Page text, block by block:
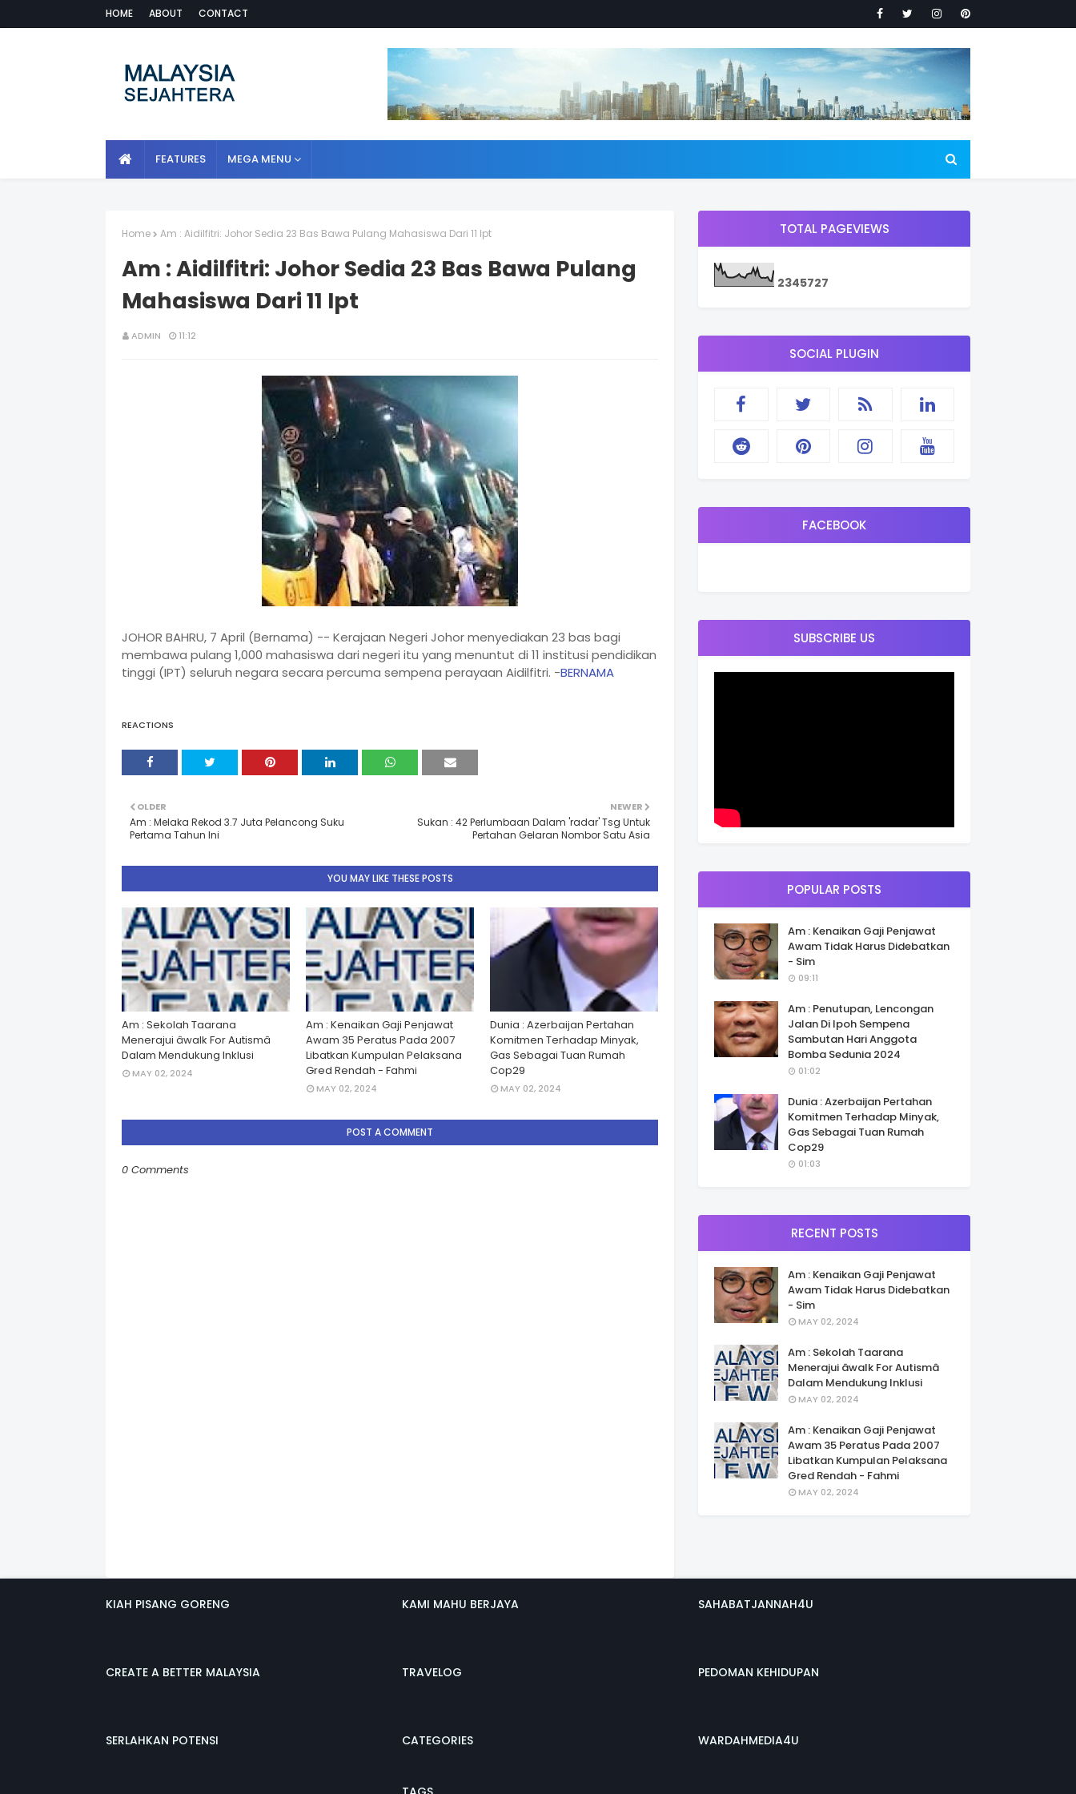
HOME ABOUT CONTACT
FEATURES MEGA MENU
Home Am : Aidilfitri: Johor Sedia 23 Bas Bawa Pulang Mahasiswa Dari 11 Ipt
Am : Aidilfitri: Johor Sedia 23 Bas Bawa Pulang
Mahasiswa Dari 11 Ipt
ADMIN 11:12
JOHOR BAHRU, 7 April (Bernama) -- Kerajaan Negeri Johor menyediakan 23 bas bagi
membawa pulang 1,000 mahasiswa dari negeri itu yang menuntut di 11 institusi pendidikan
tinggi (IPT) seluruh negara secara percuma sempena perayaan Aidilfitri. -BERNAMA
REACTIONS
NEWER
Sukan : 42 Perlumbaan Dalam 'radar' Tsg Untuk
Pertahan Gelaran Nombor Satu Asia
OLDER
Am : Melaka Rekod 3.7 Juta Pelancong Suku
Pertama Tahun Ini
YOU MAY LIKE THESE POSTS
Am : Sekolah Taarana
Menerajui âwalk For Autismâ
Dalam Mendukung Inklusi
MAY 02, 2024
Am : Kenaikan Gaji Penjawat
Awam 35 Peratus Pada 2007
Libatkan Kumpulan Pelaksana
Gred Rendah - Fahmi
MAY 02, 2024
Dunia : Azerbaijan Pertahan
Komitmen Terhadap Minyak,
Gas Sebagai Tuan Rumah
Cop29
MAY 02, 2024
POST A COMMENT
0 Comments
TOTAL PAGEVIEWS
2345727
SOCIAL PLUGIN
FACEBOOK
SUBSCRIBE US
POPULAR POSTS
Am : Kenaikan Gaji Penjawat
Awam Tidak Harus Didebatkan
- Sim
09:11
Am : Penutupan, Lencongan
Jalan Di Ipoh Sempena
Sambutan Hari Anggota
Bomba Sedunia 2024
01:02
Dunia : Azerbaijan Pertahan
Komitmen Terhadap Minyak,
Gas Sebagai Tuan Rumah
Cop29
01:03
RECENT POSTS
Am : Kenaikan Gaji Penjawat
Awam Tidak Harus Didebatkan
- Sim
MAY 02, 2024
Am : Sekolah Taarana
Menerajui âwalk For Autismâ
Dalam Mendukung Inklusi
MAY 02, 2024
Am : Kenaikan Gaji Penjawat
Awam 35 Peratus Pada 2007
Libatkan Kumpulan Pelaksana
Gred Rendah - Fahmi
MAY 02, 2024
KIAH PISANG GORENG
CREATE A BETTER MALAYSIA
SERLAHKAN POTENSI
KAMI MAHU BERJAYA
TRAVELOG
CATEGORIES
SAHABATJANNAH4U
PEDOMAN KEHIDUPAN
WARDAHMEDIA4U